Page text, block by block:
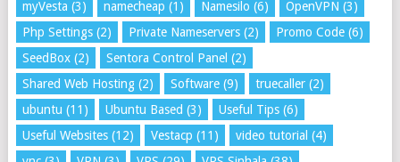
myVesta (3) namecheap (1) Namesilo (6) OpenVPN (3)
Php Settings(2) Private Nameservers(2) Promo Code(6)
SeedBox(2) Sentora Control Panel (2)
Shared Web Hosting(2) Software(9) truecaller(2)
ubuntu (11) Ubuntu Based (3) Useful Tips(6)
Useful Websites(12) Vestacp (11) video tutorial (4)